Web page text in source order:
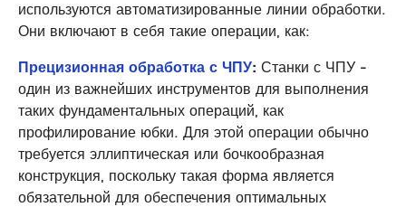
используются автоматизированные линии обработки.
Они включают в себя такие операции, как:
Прецизионная обработка с ЧПУ: Станки с ЧПУ -
один из важнейших инструментов для выполнения
таких фундаментальных операций, как
профилирование юбки. Для этой операции обычно
требуется эллиптическая или бочкообразная
конструкция, поскольку такая форма является
обязательной для обеспечения оптимальных